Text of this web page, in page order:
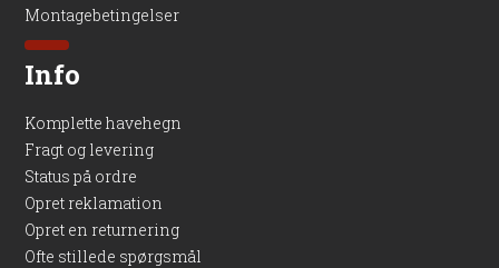
Montagebetingelser
Info
Komplette havehegn
Fragt og levering
Status på ordre
Opret reklamation
Opret en returnering
Ofte stillede spørgsmål